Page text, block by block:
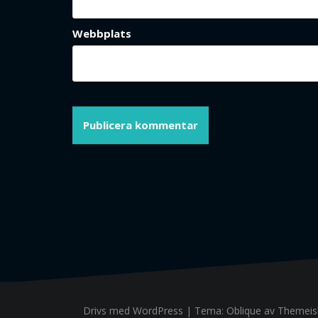
Webbplats
Drivs med WordPress | Tema: Oblique av